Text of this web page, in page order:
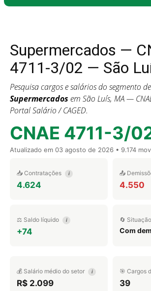
Supermercados —
4711-3/02 — São
Pesquisa cargos e salários do segmento de
Supermercados em São Luís, MA —
Portal Salário / CAGED.
CNAE 4711-3/
Atualizado em 03 agosto de 2026 • 9.174
📥 Contratações i
4.624
📤
4.550
⚖️ Saldo líquido i
+74
🔄 Situação
Com
💰 Salário médio do setor i
R$ 2.099
🎯 Cargos
39